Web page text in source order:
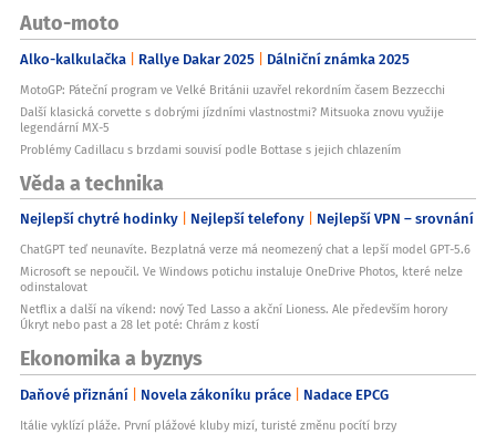
Auto-moto
Alko-kalkulačka Rallye Dakar 2025 Dálniční známka 2025
MotoGP: Páteční program ve Velké Británii uzavřel rekordním časem Bezzecchi
Další klasická corvette s dobrými jízdními vlastnostmi? Mitsuoka znovu využije
legendární MX-5
Problémy Cadillacu s brzdami souvisí podle Bottase s jejich chlazením
Věda a technika
Nejlepší chytré hodinky Nejlepší telefony Nejlepší VPN – srovnání
ChatGPT teď neunavíte. Bezplatná verze má neomezený chat a lepší model GPT-5.6
Microsoft se nepoučil. Ve Windows potichu instaluje OneDrive Photos, které nelze
odinstalovat
Netflix a další na víkend: nový Ted Lasso a akční Lioness. Ale především horory
Úkryt nebo past a 28 let poté: Chrám z kostí
Ekonomika a byznys
Daňové přiznání Novela zákoníku práce Nadace EPCG
Itálie vyklízí pláže. První plážové kluby mizí, turisté změnu pocítí brzy